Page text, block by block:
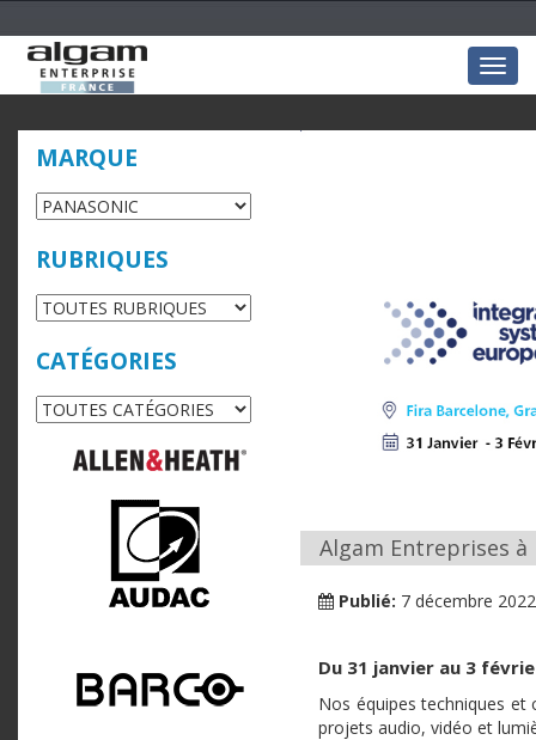
MARQUE
RUBRIQUES
CATÉGORIES
Algam Entreprises à
Publié: 7 décembre 2022
Du 31 janvier au 3
Nos équipes techniques et
projets audio, vidéo et